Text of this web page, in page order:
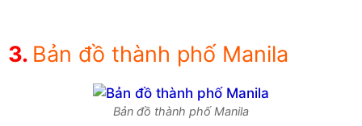
Bản đồ thành phố Manila
Bản đồ thành phố Manila